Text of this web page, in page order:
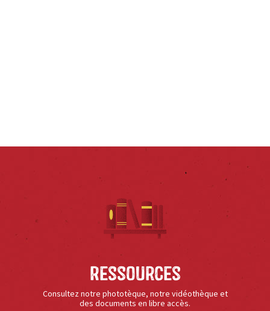
Ressources
Consultez notre phototèque, notre vidéothèque et
des documents en libre accès.